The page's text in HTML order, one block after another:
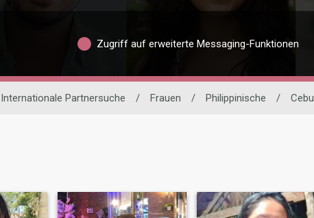
Zugriff auf erweiterte Messaging-Funktionen
Internationale Partnersuche / Frauen / Philippinische / Cebu